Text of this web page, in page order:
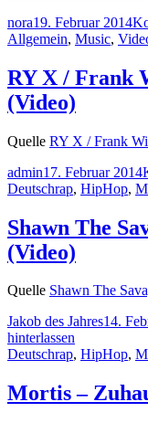
nora19. Februar 2014
Allgemein, Music,
RY X / Frank
(Video)
Quelle RY X / Frank
admin17. Februar 2014
Deutschrap, HipHop,
Shawn The
(Video)
Quelle Shawn The
Jakob des Jahres14.
hinterlassen
Deutschrap, HipHop,
Mortis –